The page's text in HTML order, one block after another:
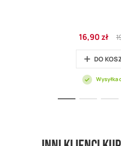
Cena
promocyjna
16,90 zł
DO
Wysyłka